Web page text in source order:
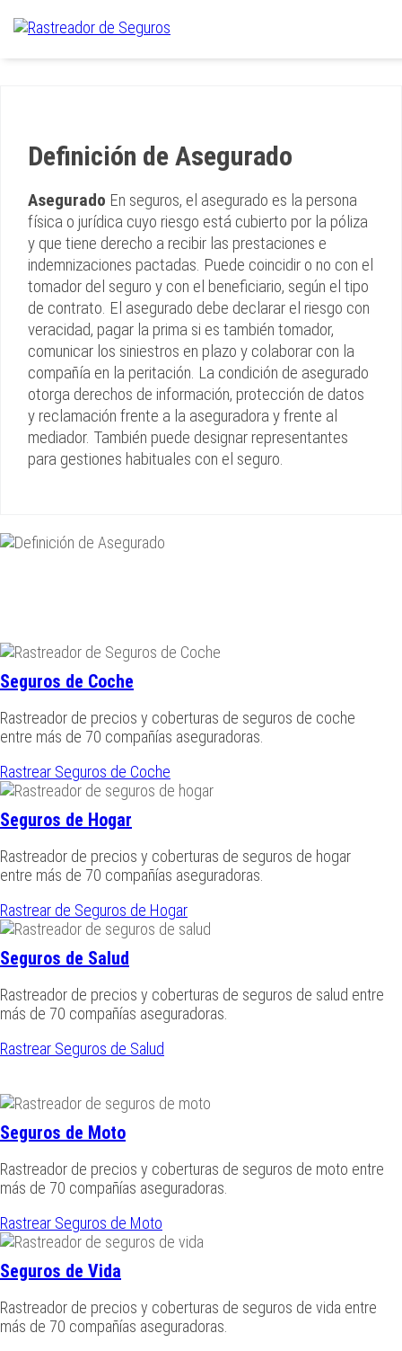
Definición de Asegurado
Asegurado En seguros, el asegurado es la persona
física o jurídica cuyo riesgo está cubierto por la póliza
y que tiene derecho a recibir las prestaciones e
indemnizaciones pactadas. Puede coincidir o no con el
tomador del seguro y con el beneficiario, según el tipo
de contrato. El asegurado debe declarar el riesgo con
veracidad, pagar la prima si es también tomador,
comunicar los siniestros en plazo y colaborar con la
compañía en la peritación. La condición de asegurado
otorga derechos de información, protección de datos
y reclamación frente a la aseguradora y frente al
mediador. También puede designar representantes
para gestiones habituales con el seguro.
Seguros de Coche
Rastreador de precios y coberturas de seguros de coche
entre más de 70 compañías aseguradoras.
Rastrear Seguros de Coche
Seguros de Hogar
Rastreador de precios y coberturas de seguros de hogar
entre más de 70 compañías aseguradoras.
Rastrear de Seguros de Hogar
Seguros de Salud
Rastreador de precios y coberturas de seguros de salud entre
más de 70 compañías aseguradoras.
Rastrear Seguros de Salud
Seguros de Moto
Rastreador de precios y coberturas de seguros de moto entre
más de 70 compañías aseguradoras.
Rastrear Seguros de Moto
Seguros de Vida
Rastreador de precios y coberturas de seguros de vida entre
más de 70 compañías aseguradoras.